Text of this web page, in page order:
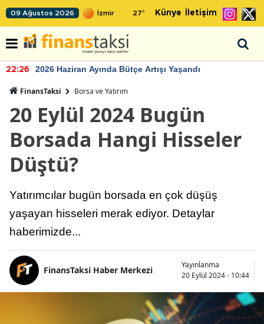
09 Ağustos 2026 27° Künye İletişim
22:26 2026 Haziran Ayında Bütçe Artışı Yaşandı
FinansTaksi Borsa ve Yatırım
20 Eylül 2024 Bugün
Borsada Hangi Hisseler
Düştü?
Yatırımcılar bugün borsada en çok düşüş
yaşayan hisseleri merak ediyor. Detaylar
haberimizde...
FinansTaksi Haber Merkezi
Yayınlanma
20 Eylül 2024 - 10:44